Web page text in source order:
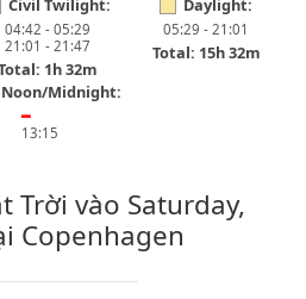
Civil Twilight:
04:42 - 05:29
21:01 - 21:47
1h 32m
Daylight:
05:29 - 21:01
Total: 15h 32m
Midnight:
━
13:15
Trời vào Saturday,
Copenhagen